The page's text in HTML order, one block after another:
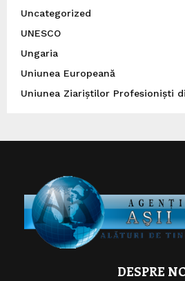
Uncategorized
UNESCO
Ungaria
Uniunea Europeană
Uniunea Ziariștilor Profesioniști
DESPRE